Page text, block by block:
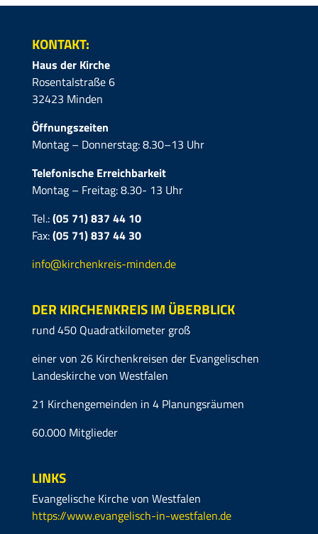
KONTAKT:
Haus der Kirche
Rosentalstraße 6
32423 Minden
Öffnungszeiten
Montag – Donnerstag: 8.30–13 Uhr
Telefonische Erreichbarkeit
Montag – Freitag: 8.30- 13 Uhr
Tel.:(05 71) 837 44 10
Fax:(05 71)837 44 30
info@kirchenkreis-minden.de
DER KIRCHENKREIS IM ÜBERBLICK
rund 450 Quadratkilometer groß
einer von 26 Kirchenkreisen der Evangelischen
Landeskirche von Westfalen
21 Kirchengemeinden in 4 Planungsräumen
60.000 Mitglieder
LINKS
Evangelische Kirche von Westfalen
https://www.evangelisch-in-westfalen.de